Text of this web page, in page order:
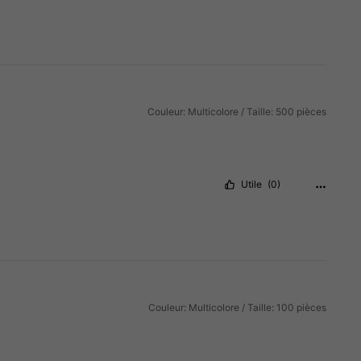
Couleur: Multicolore / Taille: 500 pièces
Utile (0)
Couleur: Multicolore / Taille: 100 pièces